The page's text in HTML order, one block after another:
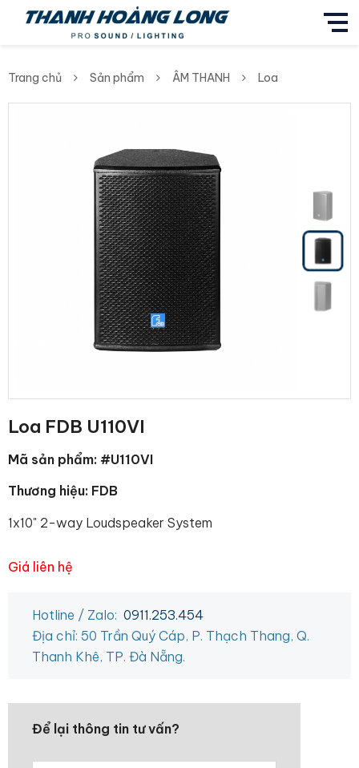
Trang chủ Sản phẩm ÂM THANH Loa
Loa FDB U110VI
Mã sản phẩm: #U110VI
Thương hiệu: FDB
1x10" 2-way Loudspeaker System
Giá liên hệ
Hotline / Zalo: 0911.253.454
Địa chỉ: 50 Trần Quý Cáp, P. Thạch Thang, Q.
Thanh Khê, TP. Đà Nẵng.
Để lại thông tin tư vấn?